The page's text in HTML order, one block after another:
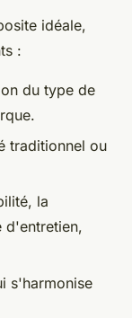
idéale,
:
du type de
traditionnel ou
la
d'entretien,
s'harmonise